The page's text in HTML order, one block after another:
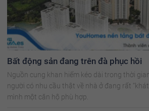
Bất động sản đang trên đà phục hồi
Nguồn cung khan hiếm kéo dài trong thời
người có nhu cầu thật về nhà ở đang rất
mình một căn hộ phù hợp.